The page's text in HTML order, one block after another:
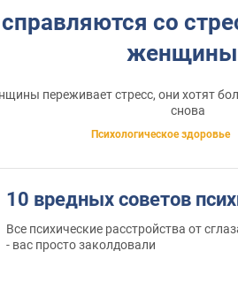
со
переживает стресс, они хотят
снова
Психологическое здоровье
10 вредных советов
Все психические расстройства от
- вас просто заколдовали